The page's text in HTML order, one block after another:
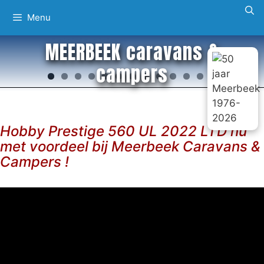
naar
de
inhoud
Menu
MEERBEEK caravans &
campers
Hobby Prestige 560 UL 2022 LTD nu
met voordeel bij Meerbeek Caravans &
Campers !